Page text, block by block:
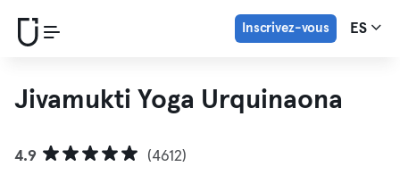
Inscrivez-vous ES
Jivamukti Yoga Urquinaona
4.9
(4612)